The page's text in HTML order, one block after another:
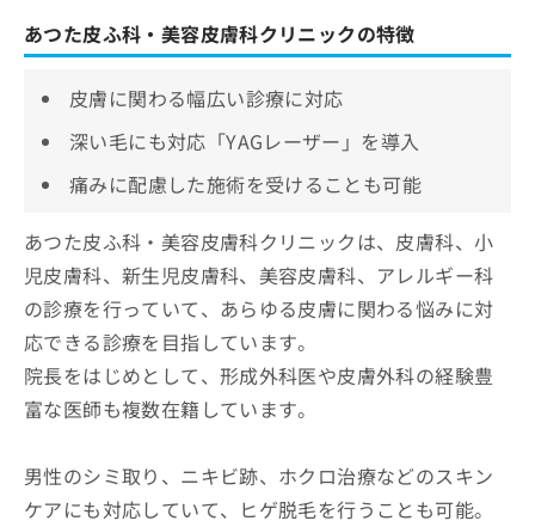
あつた皮ふ科・美容皮膚科クリニックの特徴
皮膚に関わる幅広い診療に対応
深い毛にも対応「YAGレーザー」を導入
痛みに配慮した施術を受けることも可能
あつた皮ふ科・美容皮膚科クリニックは、皮膚科、小
児皮膚科、新生児皮膚科、美容皮膚科、アレルギー科
の診療を行っていて、あらゆる皮膚に関わる悩みに対
応できる診療を目指しています。
院長をはじめとして、形成外科医や皮膚外科の経験豊
富な医師も複数在籍しています。
男性のシミ取り、ニキビ跡、ホクロ治療などのスキン
ケアにも対応していて、ヒゲ脱毛を行うことも可能。